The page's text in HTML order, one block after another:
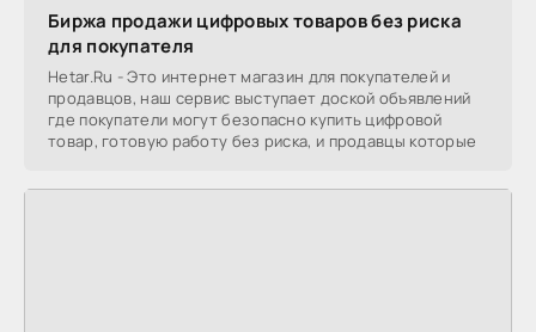
Биржа продажи цифровых товаров без риска
для покупателя
Hetar.Ru - Это интернет магазин для покупателей и
продавцов, наш сервис выступает доской объявлений
где покупатели могут безопасно купить цифровой
товар, готовую работу без риска, и продавцы которые